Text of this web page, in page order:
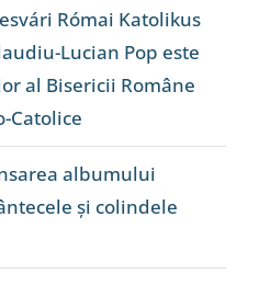
Római Katolikus
Lucian Pop este
al Bisericii Române
Catolice
albumului
și colindele